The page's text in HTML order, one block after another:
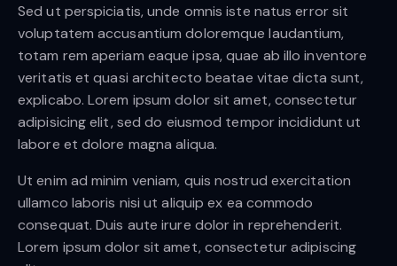
Sed ut perspiciatis, unde omnis iste natus error sit
voluptatem accusantium doloremque laudantium,
totam rem aperiam eaque ipsa, quae ab illo inventore
veritatis et quasi architecto beatae vitae dicta sunt,
explicabo. Lorem ipsum dolor sit amet, consectetur
adipisicing elit, sed do eiusmod tempor incididunt ut
labore et dolore magna aliqua.
Ut enim ad minim veniam, quis nostrud exercitation
ullamco laboris nisi ut aliquip ex ea commodo
consequat. Duis aute irure dolor in reprehenderit.
Lorem ipsum dolor sit amet, consectetur adipiscing